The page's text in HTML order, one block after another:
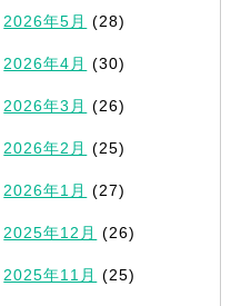
2026年5月 (28)
2026年4月 (30)
2026年3月 (26)
2026年2月 (25)
2026年1月 (27)
2025年12月 (26)
2025年11月 (25)